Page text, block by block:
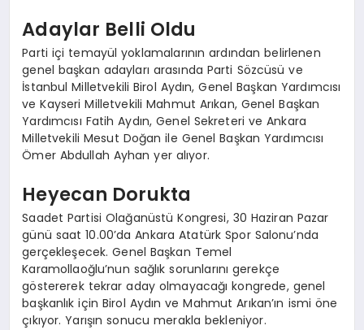
Adaylar Belli Oldu
Parti içi temayül yoklamalarının ardından belirlenen
genel başkan adayları arasında Parti Sözcüsü ve
İstanbul Milletvekili Birol Aydın, Genel Başkan Yardımcısı
ve Kayseri Milletvekili Mahmut Arıkan, Genel Başkan
Yardımcısı Fatih Aydın, Genel Sekreteri ve Ankara
Milletvekili Mesut Doğan ile Genel Başkan Yardımcısı
Ömer Abdullah Ayhan yer alıyor.
Heyecan Dorukta
Saadet Partisi Olağanüstü Kongresi, 30 Haziran Pazar
günü saat 10.00’da Ankara Atatürk Spor Salonu’nda
gerçekleşecek. Genel Başkan Temel
Karamollaoğlu’nun sağlık sorunlarını gerekçe
göstererek tekrar aday olmayacağı kongrede, genel
başkanlık için Birol Aydın ve Mahmut Arıkan’ın ismi öne
çıkıyor. Yarışın sonucu merakla bekleniyor.